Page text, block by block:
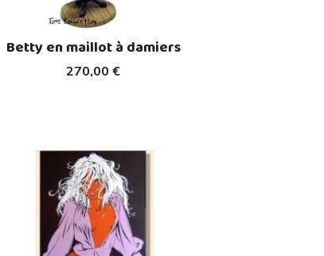
270,00 €
Betty en maillot à damiers